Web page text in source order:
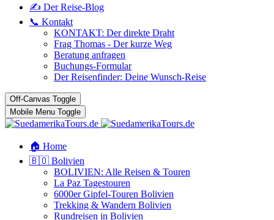
✍️ Der Reise-Blog
📞 Kontakt
KONTAKT: Der direkte Draht
Frag Thomas - Der kurze Weg
Beratung anfragen
Buchungs-Formular
Der Reisenfinder: Deine Wunsch-Reise
Off-Canvas Toggle
Mobile Menu Toggle
🏠 Home
🇧🇴 Bolivien
BOLIVIEN: Alle Reisen & Touren
La Paz Tagestouren
6000er Gipfel-Touren Bolivien
Trekking & Wandern Bolivien
Rundreisen in Bolivien